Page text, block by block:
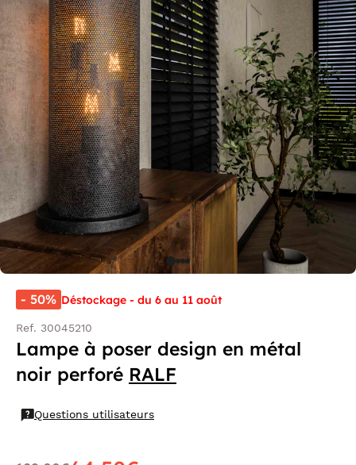
- 50% Déstockage - du 6 au 11 août
Ref. 30045210
Lampe à poser design en métal
noir perforé RALF
Questions utilisateurs